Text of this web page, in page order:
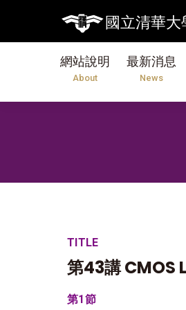
國立清華
網站說明
About
最新消息
News
TITLE
第43講
第1節